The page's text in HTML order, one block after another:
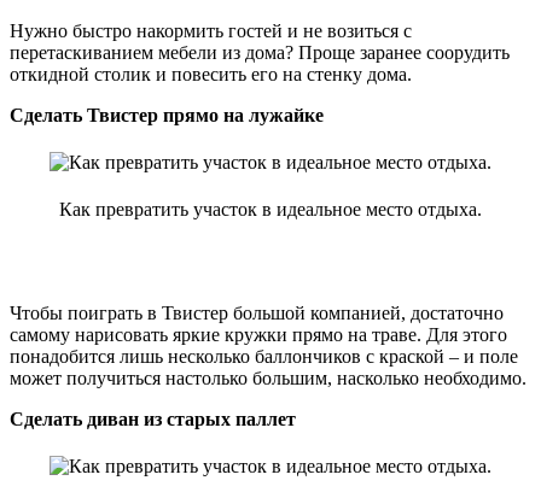
Нужно быстро накормить гостей и не возиться с
перетаскиванием мебели из дома? Проще заранее соорудить
откидной столик и повесить его на стенку дома.
Сделать Твистер прямо на лужайке
Как превратить участок в идеальное место отдыха.
Чтобы поиграть в Твистер большой компанией, достаточно
самому нарисовать яркие кружки прямо на траве. Для этого
понадобится лишь несколько баллончиков с краской – и поле
может получиться настолько большим, насколько необходимо.
Сделать диван из старых паллет